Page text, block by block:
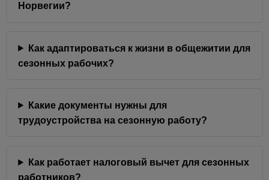
Норвегии?
Как адаптироваться к жизни в общежитии для
сезонных рабочих?
Какие документы нужны для
трудоустройства на сезонную работу?
Как работает налоговый вычет для сезонных
работников?